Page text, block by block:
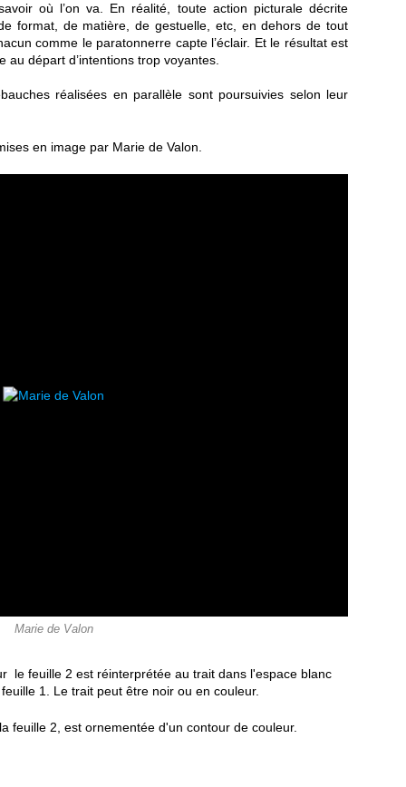
où l’on va. En réalité, toute action picturale décrite
format, de matière, de gestuelle, etc, en dehors de tout
comme le paratonnerre capte l’éclair. Et le résultat est
au départ d’intentions trop voyantes.
réalisées en parallèle sont poursuivies selon leur
en image par Marie de Valon.
Marie de Valon
le feuille 2 est réinterprétée au trait dans l'espace blanc
1. Le trait peut être noir ou en couleur.
feuille 2, est ornementée d'un contour de couleur.